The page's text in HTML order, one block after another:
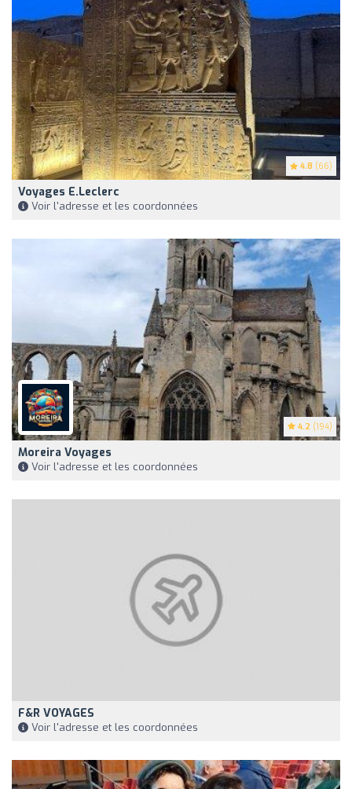
4.8 (66)
Voyages E.Leclerc
Voir l'adresse et les coordonnées
4.2 (194)
Moreira Voyages
Voir l'adresse et les coordonnées
F&R VOYAGES
Voir l'adresse et les coordonnées